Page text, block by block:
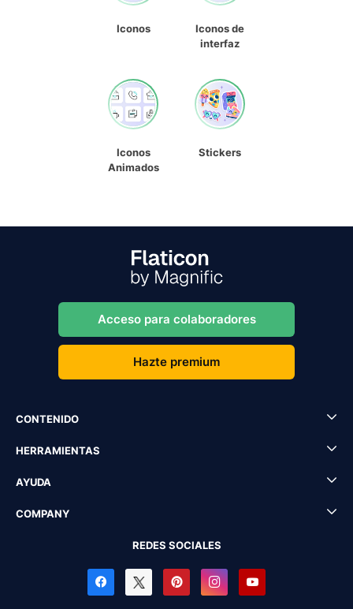
Iconos
Iconos de
interfaz
Iconos
Animados
Stickers
Acceso para colaboradores
Hazte premium
CONTENIDO
HERRAMIENTAS
AYUDA
COMPANY
REDES SOCIALES